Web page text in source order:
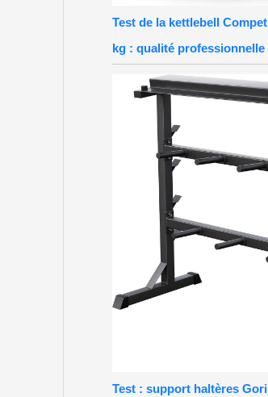
Test de la kettlebell
kg : qualité professionnelle
Test : support haltères